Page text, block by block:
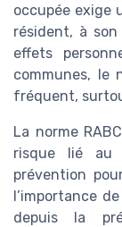
occupée exige
résident, à
effets
communes, le
fréquent,
La norme
risque lié au
prévention
l’importance
depuis la